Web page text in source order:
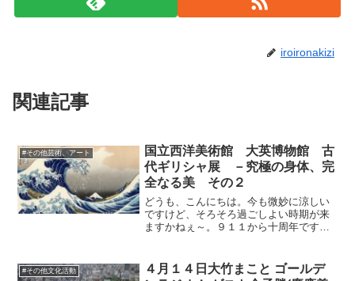
iroironakizi
関連記事
#その他芸術、アート
国立西洋美術館 大英博物館 古
代ギリシャ展 －究極の身体、完
全なる美 その２
どうも、こんにちは。今も微妙に涼しい
ですけど、そろそろ過ごしよい時期が来
ますかねぇ～。９１１から十周年です
主な理由は、石油利権と軍需産業でしょ
う。つまり極一部の利益の為...
#その他文化活動
４月１４日大竹まこと ゴールデ